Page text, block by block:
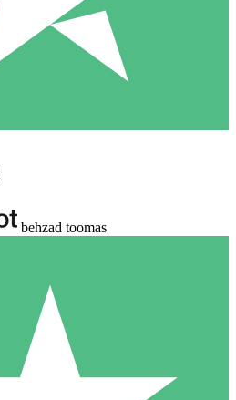
behzad toomas